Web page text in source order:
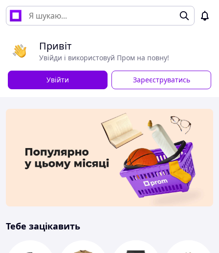
Привіт
Увійди і використовуй Пром на повну!
Увійти Зареєструватись
Тебе зацікавить